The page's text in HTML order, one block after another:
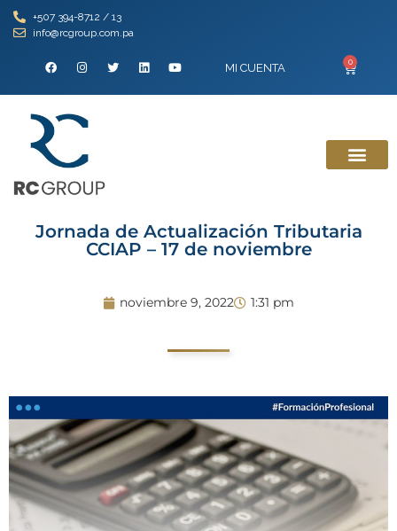
+507 394-8712 / 13
info@rcgroup.com.pa
MI CUENTA 0
Jornada de Actualización Tributaria
CCIAP – 17 de noviembre
noviembre 9, 2022 1:31 pm